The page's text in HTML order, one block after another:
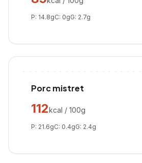
P: 14.8gC: 0gG: 2.7g
Porc mistret
112kcal / 100g
P: 21.6gC: 0.4gG: 2.4g